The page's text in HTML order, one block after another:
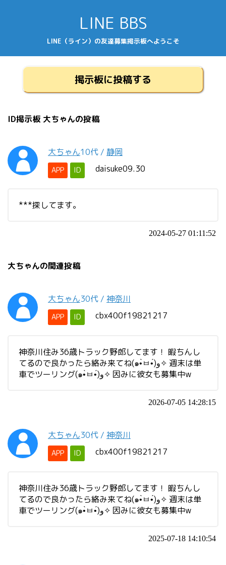
LINE BBS
LINE（ライン）の友達募集掲示板へようこそ
掲示板に投稿する
ID掲示板 大ちゃんの投稿
大ちゃん10代 / 静岡
APP ID daisuke09.30
***探してます。
2024-05-27 01:11:52
大ちゃんの関連投稿
大ちゃん30代 / 神奈川
APP ID cbx400f19821217
神奈川住み36歳トラック野郎してます！ 暇ちんし
てるので良かったら絡み来てね(๑•̀ㅂ•́)و✧ 週末は単
車でツーリング(๑•̀ㅂ•́)و✧ 因みに彼女も募集中w
2026-07-05 14:28:15
大ちゃん30代 / 神奈川
APP ID cbx400f19821217
神奈川住み36歳トラック野郎してます！ 暇ちんし
てるので良かったら絡み来てね(๑•̀ㅂ•́)و✧ 週末は単
車でツーリング(๑•̀ㅂ•́)و✧ 因みに彼女も募集中w
2025-07-18 14:10:54